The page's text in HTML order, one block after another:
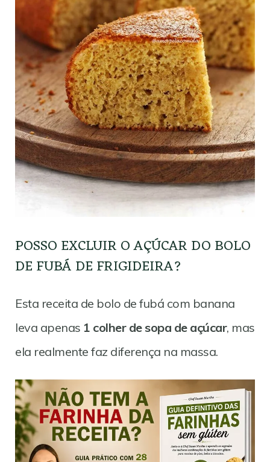
POSSO EXCLUIR O AÇÚCAR DO BOLO
DE FUBÁ DE FRIGIDEIRA?
Esta receita de bolo de fubá com banana
leva apenas 1 colher de sopa de açúcar, mas
ela realmente faz diferença na massa.